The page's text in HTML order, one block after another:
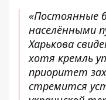
«Постоянные
населёнными
Харькова
хотя кремль
приоритет
стремится